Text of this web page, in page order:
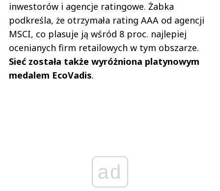
inwestorów i agencje ratingowe. Żabka
podkreśla, że otrzymała rating AAA od agencji
MSCI, co plasuje ją wśród 8 proc. najlepiej
ocenianych firm retailowych w tym obszarze.
Sieć została także wyróżniona platynowym
medalem EcoVadis.
ad